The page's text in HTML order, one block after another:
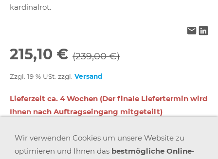
kardinalrot.
215,10 € (239,00 €)
Zzgl. 19 % USt. zzgl. Versand
Lieferzeit ca. 4 Wochen (Der finale Liefertermin wird
Ihnen nach Auftragseingang mitgeteilt)
Wir verwenden Cookies um unsere Website zu
optimieren und Ihnen das bestmögliche Online-